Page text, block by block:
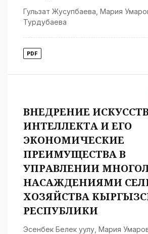
Гульзат Жусупбаева Мария
Турдубаева
PDF
ВНЕДРЕНИЕ
ИНТЕЛЛЕКТА И ЕГО
ЭКОНОМИЧЕСКИЕ
ПРЕИМУЩЕСТВА В
УПРАВЛЕНИИ
НАСАЖДЕНИЯМИ
ХОЗЯЙСТВА
РЕСПУБЛИКИ
Эсенбек Белек уулу Мария